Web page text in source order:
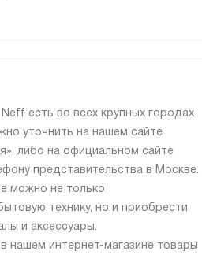
есть во всех крупных городах
уточнить на нашем сайте
либо на официальном сайте
представительства в Москве.
можно не только
технику, но и приобрести
и аксессуары.
нашем интернет-магазине товары